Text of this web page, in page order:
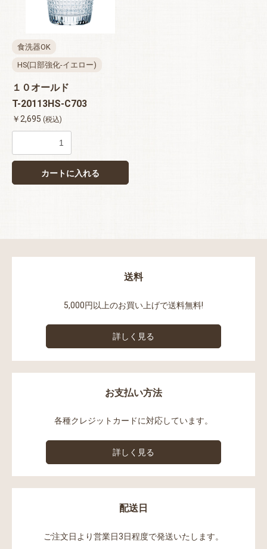
食洗器OK
HS(口部強化-イエロー)
１０オールド
T-20113HS-C703
￥2,695 (税込)
カートに入れる
送料
5,000円以上のお買い上げで送料無料!
詳しく見る
お支払い方法
各種クレジットカードに対応しています。
詳しく見る
配送日
ご注文日より営業日3日程度で発送いたします。